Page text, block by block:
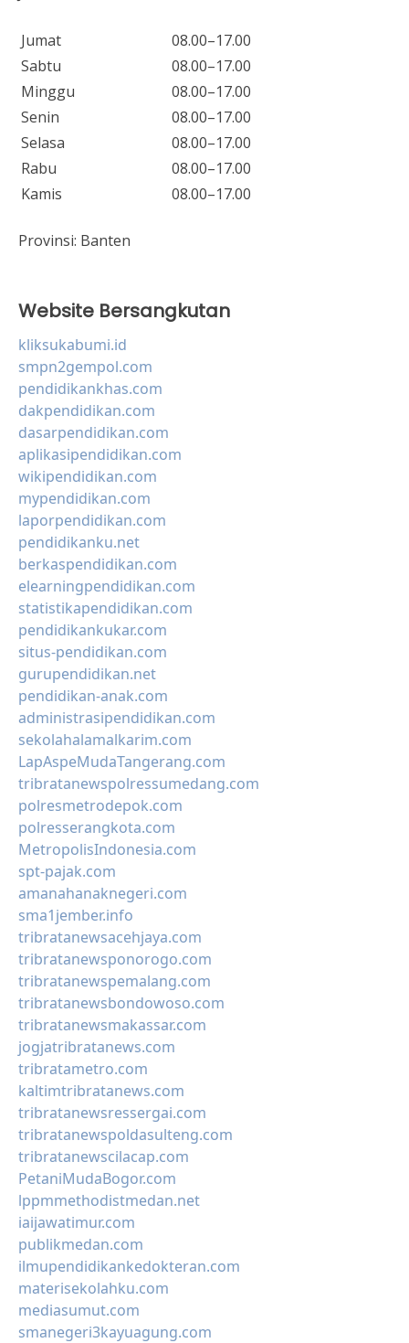
Jumat
08.00–17.00
Sabtu
08.00–17.00
Minggu
08.00–17.00
Senin
08.00–17.00
Selasa
08.00–17.00
Rabu
08.00–17.00
Kamis
08.00–17.00
Provinsi: Banten
Website Bersangkutan
kliksukabumi.id
smpn2gempol.com
pendidikankhas.com
dakpendidikan.com
dasarpendidikan.com
aplikasipendidikan.com
wikipendidikan.com
mypendidikan.com
laporpendidikan.com
pendidikanku.net
berkaspendidikan.com
elearningpendidikan.com
statistikapendidikan.com
pendidikankukar.com
situs-pendidikan.com
gurupendidikan.net
pendidikan-anak.com
administrasipendidikan.com
sekolahalamalkarim.com
LapAspeMudaTangerang.com
tribratanewspolressumedang.com
polresmetrodepok.com
polresserangkota.com
MetropolisIndonesia.com
spt-pajak.com
amanahanaknegeri.com
sma1jember.info
tribratanewsacehjaya.com
tribratanewsponorogo.com
tribratanewspemalang.com
tribratanewsbondowoso.com
tribratanewsmakassar.com
jogjatribratanews.com
tribratametro.com
kaltimtribratanews.com
tribratanewsressergai.com
tribratanewspoldasulteng.com
tribratanewscilacap.com
PetaniMudaBogor.com
lppmmethodistmedan.net
iaijawatimur.com
publikmedan.com
ilmupendidikankedokteran.com
materisekolahku.com
mediasumut.com
smanegeri3kayuagung.com